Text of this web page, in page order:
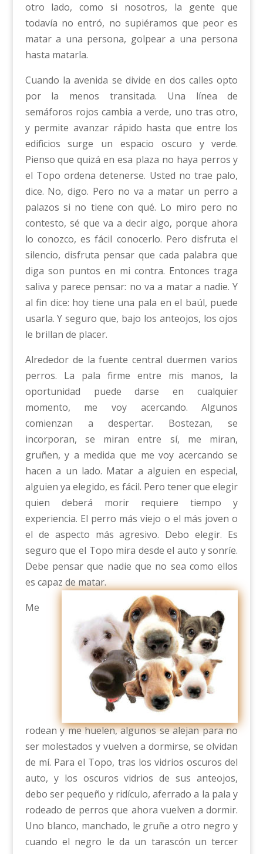
otro lado, como si nosotros, la gente que
todavía no entró, no supiéramos que peor es
matar a una persona, golpear a una persona
hasta matarla.
Cuando la avenida se divide en dos calles opto
por la menos transitada. Una línea de
semáforos rojos cambia a verde, uno tras otro,
y permite avanzar rápido hasta que entre los
edificios surge un espacio oscuro y verde.
Pienso que quizá en esa plaza no haya perros y
el Topo ordena detenerse. Usted no trae palo,
dice. No, digo. Pero no va a matar un perro a
palazos si no tiene con qué. Lo miro pero no
contesto, sé que va a decir algo, porque ahora
lo conozco, es fácil conocerlo. Pero disfruta el
silencio, disfruta pensar que cada palabra que
diga son puntos en mi contra. Entonces traga
saliva y parece pensar: no va a matar a nadie. Y
al fin dice: hoy tiene una pala en el baúl, puede
usarla. Y seguro que, bajo los anteojos, los ojos
le brillan de placer.
Alrededor de la fuente central duermen varios
perros. La pala firme entre mis manos, la
oportunidad puede darse en cualquier
momento, me voy acercando. Algunos
comienzan a despertar. Bostezan, se
incorporan, se miran entre sí, me miran,
gruñen, y a medida que me voy acercando se
hacen a un lado. Matar a alguien en especial,
alguien ya elegido, es fácil. Pero tener que elegir
quien deberá morir requiere tiempo y
experiencia. El perro más viejo o el más joven o
el de aspecto más agresivo. Debo elegir. Es
seguro que el Topo mira desde el auto y sonríe.
Debe pensar que nadie que no sea como ellos
es capaz de matar.
Me
rodean y me huelen, algunos se alejan para no
ser molestados y vuelven a dormirse, se olvidan
de mí. Para el Topo, tras los vidrios oscuros del
auto, y los oscuros vidrios de sus anteojos,
debo ser pequeño y ridículo, aferrado a la pala y
rodeado de perros que ahora vuelven a dormir.
Uno blanco, manchado, le gruñe a otro negro y
cuando el negro le da un tarascón un tercer